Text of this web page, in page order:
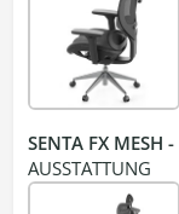
SENTA FX MESH -
AUSSTATTUNG